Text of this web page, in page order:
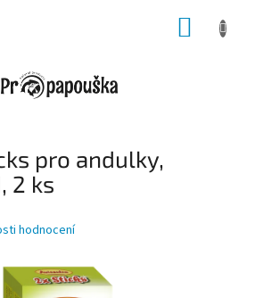
pro andulky,
2 ks
hodnocení